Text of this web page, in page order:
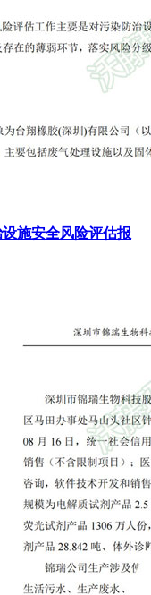
施安全风险评估报